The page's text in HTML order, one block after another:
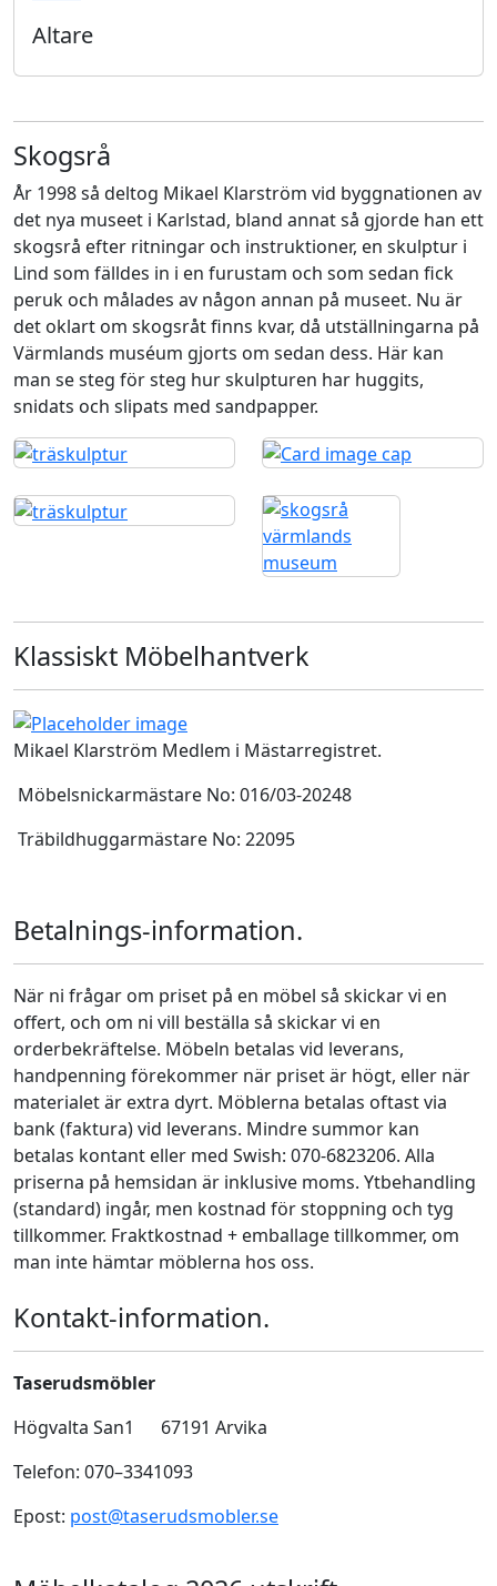
Altare
Skogsrå
År 1998 så deltog Mikael Klarström vid byggnationen av
det nya museet i Karlstad, bland annat så gjorde han ett
skogsrå efter ritningar och instruktioner, en skulptur i
Lind som fälldes in i en furustam och som sedan fick
peruk och målades av någon annan på museet. Nu är
det oklart om skogsråt finns kvar, då utställningarna på
Värmlands muséum gjorts om sedan dess. Här kan
man se steg för steg hur skulpturen har huggits,
snidats och slipats med sandpapper.
Klassiskt Möbelhantverk
Mikael Klarström Medlem i Mästarregistret.
Möbelsnickarmästare No: 016/03-20248
Träbildhuggarmästare No: 22095
Betalnings-information.
När ni frågar om priset på en möbel så skickar vi en
offert, och om ni vill beställa så skickar vi en
orderbekräftelse. Möbeln betalas vid leverans,
handpenning förekommer när priset är högt, eller när
materialet är extra dyrt. Möblerna betalas oftast via
bank (faktura) vid leverans. Mindre summor kan
betalas kontant eller med Swish: 070-6823206. Alla
priserna på hemsidan är inklusive moms. Ytbehandling
(standard) ingår, men kostnad för stoppning och tyg
tillkommer. Fraktkostnad + emballage tillkommer, om
man inte hämtar möblerna hos oss.
Kontakt-information.
Taserudsmöbler
Högvalta San1 67191 Arvika
Telefon: 070–3341093
Epost: post@taserudsmobler.se